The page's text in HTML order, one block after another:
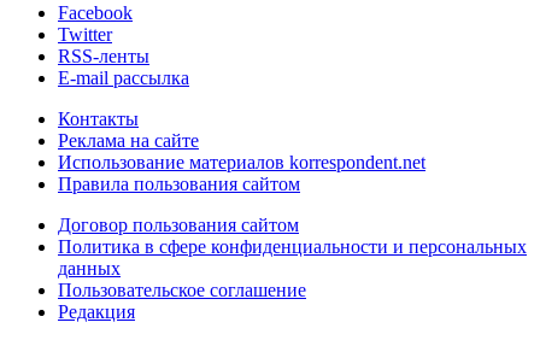
Facebook
Twitter
RSS-ленты
E-mail рассылка
Контакты
Реклама на сайте
Использование материалов korrespondent.net
Правила пользования сайтом
Договор пользования сайтом
Политика в сфере конфиденциальности и персональных
данных
Пользовательское соглашение
Редакция